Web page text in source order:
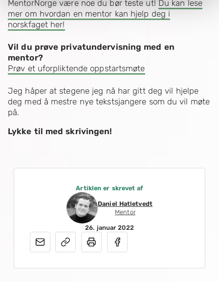
Artiklen er skrevet af
Daniel Hatletvedt
Mentor
26. januar 2022
MentorNorge være noe du bør teste ut! Du kan lese
mer om hvordan en mentor kan hjelp deg i
norskfaget her!
Vil du prøve privatundervisning med en
mentor?
Prøv et uforpliktende oppstartsmøte
Jeg håper at stegene jeg nå har gitt deg vil hjelpe
deg med å mestre nye tekstsjangere som du vil møte
på.
Lykke til med skrivingen!